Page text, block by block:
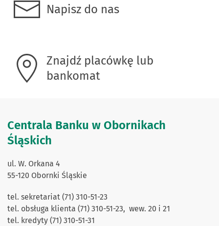
Napisz do nas
Znajdź placówkę lub
bankomat
Centrala Banku w Obornikach
Śląskich
ul. W. Orkana 4
55-120 Obornki Śląskie
tel. sekretariat (71) 310-51-23
tel. obsługa klienta (71) 310-51-23, wew. 20 i 21
tel. kredyty (71) 310-51-31